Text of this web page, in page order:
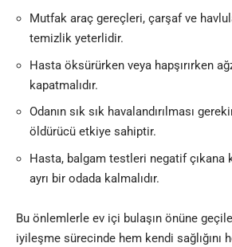
Mutfak araç gereçleri, çarşaf ve
temizlik yeterlidir.
Hasta öksürürken veya hapşırırken
kapatmalıdır.
Odanın sık sık havalandırılması
öldürücü etkiye sahiptir.
Hasta, balgam testleri negatif çıkana
ayrı bir odada kalmalıdır.
Bu önlemlerle ev içi bulaşın önüne
iyileşme sürecinde hem kendi sağlığını